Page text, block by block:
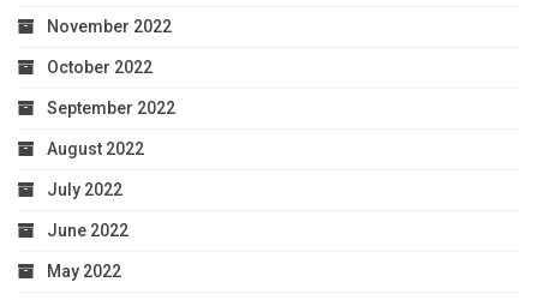
November 2022
October 2022
September 2022
August 2022
July 2022
June 2022
May 2022